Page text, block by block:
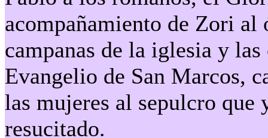
acompañamiento de Zori al
campanas de la iglesia y
Evangelio de San Marcos,
las mujeres al sepulcro que
resucitado.